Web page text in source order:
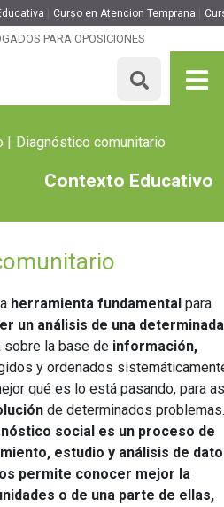
Curso en Atencion Temprana
PARA OPOSICIONES
Diagnóstico comunitario
Contexto Educativo
herramienta fundamental para
un análisis de una determinada
sobre la base de información,
y ordenados
qué es lo está pasando, para
de determinados problemas.
social es un proceso de
estudio y análisis de
permite conocer mejor la
o de una parte de ellas,